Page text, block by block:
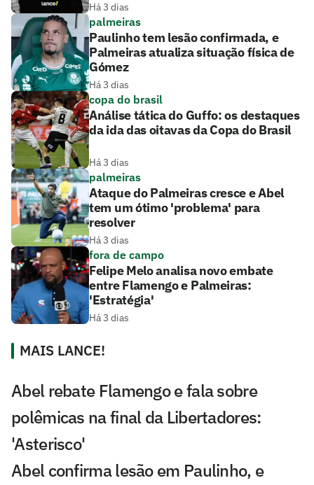
Há 3 dias
palmeiras
Paulinho tem lesão confirmada, e
Palmeiras atualiza situação física de
Gómez
Há 3 dias
copa do brasil
Análise tática do Guffo: os destaques
da ida das oitavas da Copa do Brasil
Há 3 dias
palmeiras
Ataque do Palmeiras cresce e Abel
tem um ótimo 'problema' para
resolver
Há 3 dias
fora de campo
Felipe Melo analisa novo embate
entre Flamengo e Palmeiras:
'Estratégia'
Há 3 dias
MAIS LANCE!
Abel rebate Flamengo e fala sobre
polêmicas na final da Libertadores:
'Asterisco'
Abel confirma lesão em Paulinho, e